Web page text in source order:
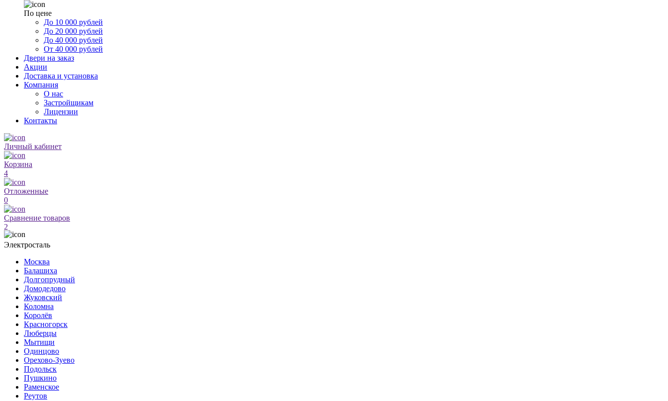
По цене
До 10 000 рублей
До 20 000 рублей
До 40 000 рублей
От 40 000 рублей
Двери на заказ
Акции
Доставка и установка
Компания
О нас
Застройщикам
Лицензии
Контакты
Личный кабинет
Корзина
4
Отложенные
0
Сравнение товаров
2
Электросталь
Москва
Балашиха
Долгопрудный
Домодедово
Жуковский
Коломна
Королёв
Красногорск
Люберцы
Мытищи
Одинцово
Орехово-Зуево
Подольск
Пушкино
Раменское
Реутов